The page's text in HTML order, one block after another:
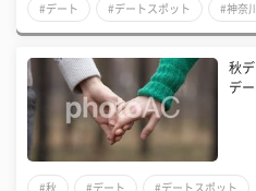
#デート #デートスポット #神奈川
秋
デ
#秋 #デート #デートスポット